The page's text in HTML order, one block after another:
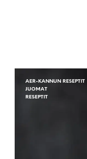
AER-KANNUN RESEPTIT
JUOMAT
RESEPTIT